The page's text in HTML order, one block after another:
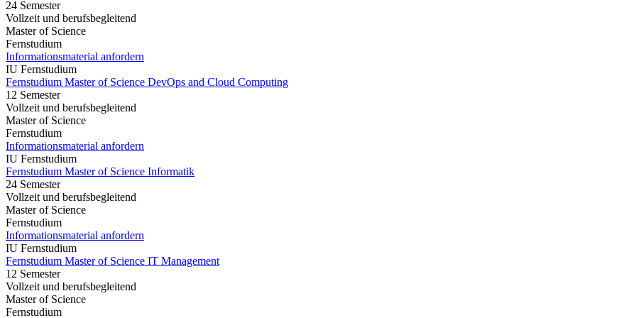
24 Semester
Vollzeit und berufsbegleitend
Master of Science
Fernstudium
Informationsmaterial anfordern
IU Fernstudium
Fernstudium Master of Science DevOps and Cloud Computing
12 Semester
Vollzeit und berufsbegleitend
Master of Science
Fernstudium
Informationsmaterial anfordern
IU Fernstudium
Fernstudium Master of Science Informatik
24 Semester
Vollzeit und berufsbegleitend
Master of Science
Fernstudium
Informationsmaterial anfordern
IU Fernstudium
Fernstudium Master of Science IT Management
12 Semester
Vollzeit und berufsbegleitend
Master of Science
Fernstudium